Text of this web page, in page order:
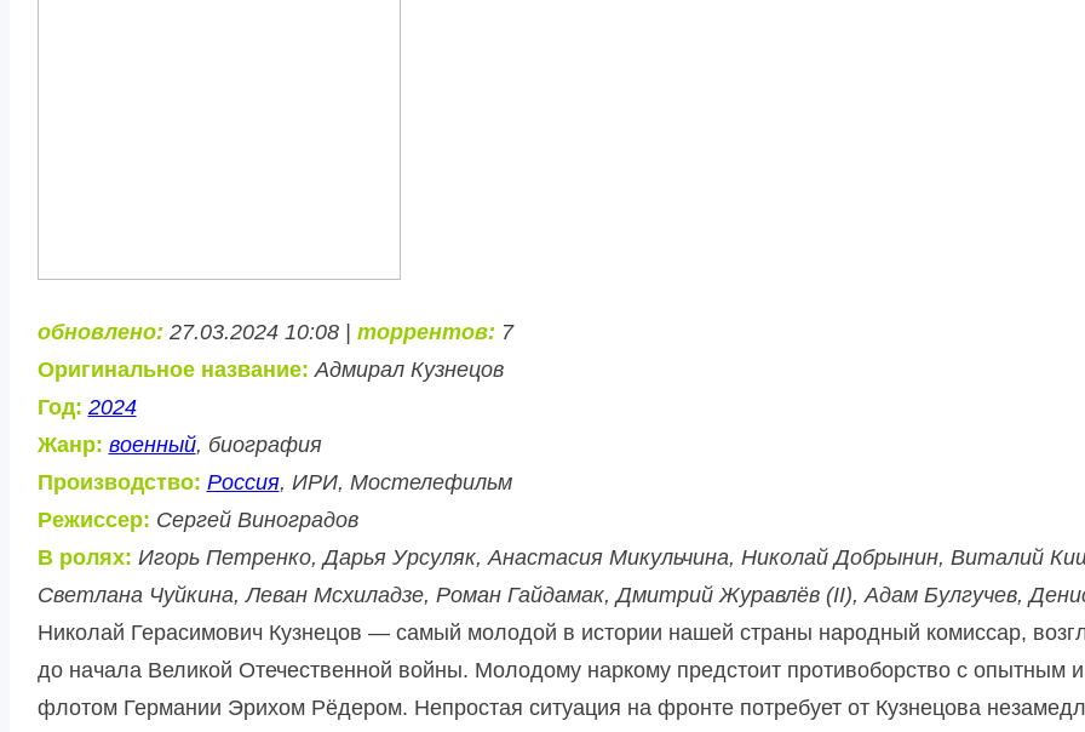
обновлено: 27.03.2024 10:08 | торрентов: 7
Оригинальное название: Адмирал Кузнецов
Год: 2024
Жанр: военный, биография
Производство: Россия, ИРИ, Мостелефильм
Режиссер: Сергей Виноградов
В ролях: Игорь Петренко, Дарья Урсуляк, Анастасия Микульчина, Николай Добрынин, Виталий
Светлана Чуйкина, Леван Мсхиладзе, Роман Гайдамак, Дмитрий Журавлёв (II), Адам Булгучев,
Николай Герасимович Кузнецов — самый молодой в истории нашей страны народный комиссар,
до начала Великой Отечественной войны. Молодому наркому предстоит противоборство с
флотом Германии Эрихом Рёдером. Непростая ситуация на фронте потребует от Кузнецова